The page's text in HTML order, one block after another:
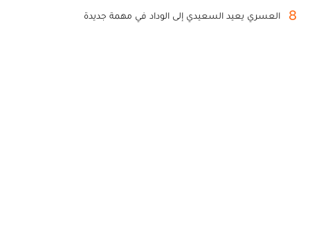
8 العسري يعيد السعيدي إلى الوداد في مهمة جديدة